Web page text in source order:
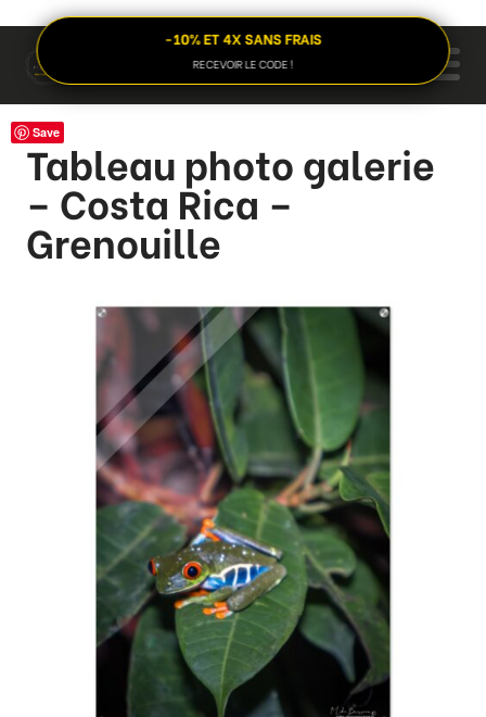
-10% ET 4X SANS FRAIS
RECEVOIR LE CODE !
Tableau photo galerie
– Costa Rica –
Grenouille
Save